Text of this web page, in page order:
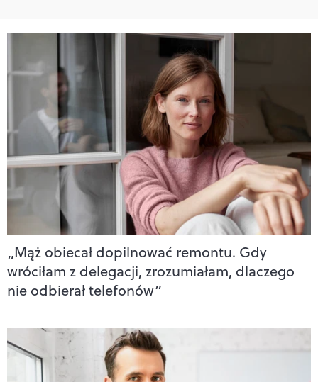
„Mąż obiecał dopilnować remontu. Gdy
wróciłam z delegacji, zrozumiałam, dlaczego
nie odbierał telefonów”